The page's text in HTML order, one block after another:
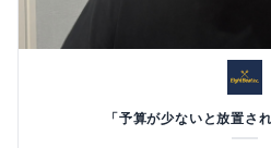
「予算が少ないと放置さ